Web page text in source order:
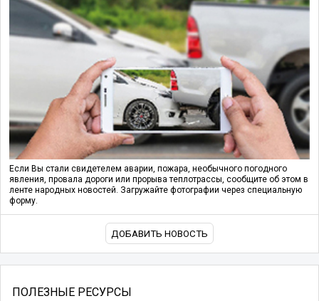
Если Вы стали свидетелем аварии, пожара, необычного погодного
явления, провала дороги или прорыва теплотрассы, сообщите об этом в
ленте народных новостей. Загружайте фотографии через специальную
форму.
ДОБАВИТЬ НОВОСТЬ
ПОЛЕЗНЫЕ РЕСУРСЫ